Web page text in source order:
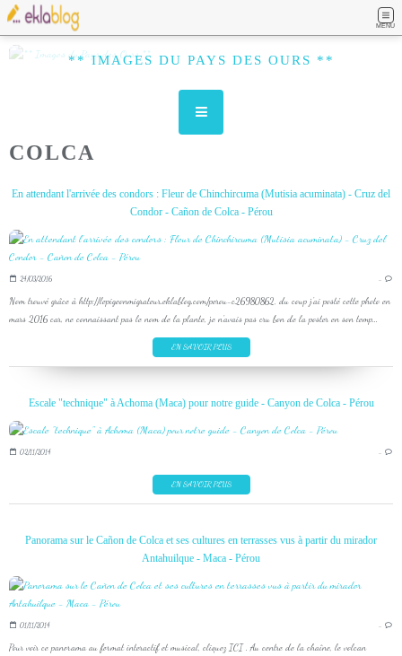
MENU
** IMAGES DU PAYS DES OURS **
COLCA
En attendant l'arrivée des condors : Fleur de Chinchircuma (Mutisia acuminata) - Cruz del
Condor - Cañon de Colca - Pérou
24/03/2016 …
Nom trouvé grâce à http://lepigeonmigrateur.eklablog.com/perou-c26980862, du coup j'ai posté cette photo en
mars 2016 car, ne connaissant pas le nom de la plante, je n'avais pas cru bon de la poster en son temp...
EN SAVOIR PLUS
Escale "technique" à Achoma (Maca) pour notre guide - Canyon de Colca - Pérou
02/11/2014 …
EN SAVOIR PLUS
Panorama sur le Cañon de Colca et ses cultures en terrasses vus à partir du mirador
Antahuilque - Maca - Pérou
01/11/2014 …
Pour voir ce panorama au format interactif et musical, cliquez ICI . Au centre de la chaîne, le volcan